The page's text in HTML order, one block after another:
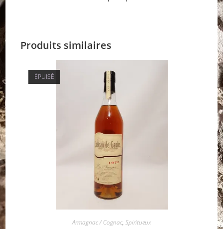
Produits similaires
ÉPUISÉ
Armagnac / Cognac, Spiritueux